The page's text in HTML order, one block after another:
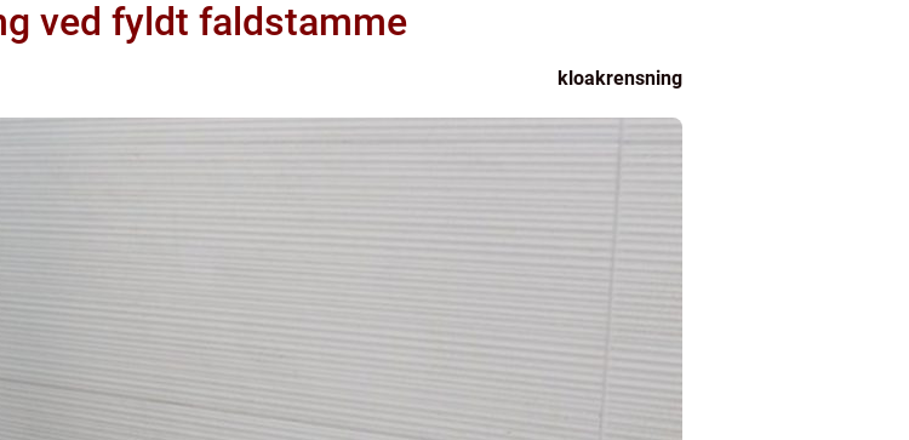
ved fyldt faldstamme
kloakrensning